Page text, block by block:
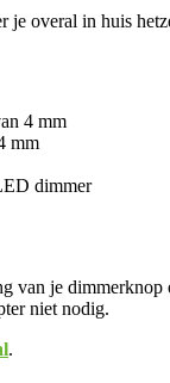
je overal in huis
4 mm
mm
dimmer
van je
niet nodig.
.